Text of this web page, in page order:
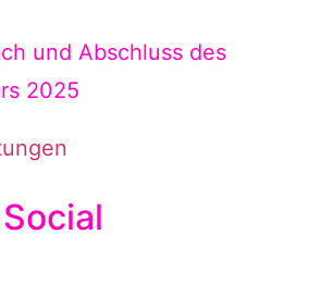
und Abschluss des
2025